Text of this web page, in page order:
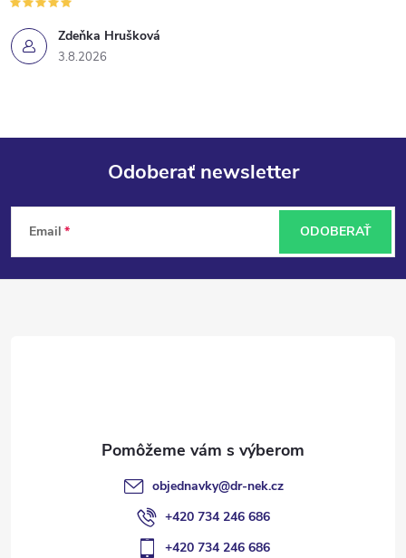
Zdeňka Hrušková
3.8.2026
Z
á
Odoberať newsletter
Email ODOBERAŤ
objednavky@dr-nek.cz
+420 734 246 686
+420 734 246 686